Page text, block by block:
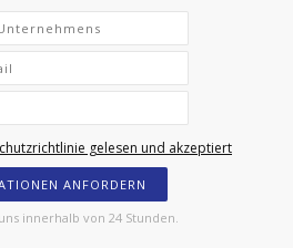
gelesen und akzeptiert
ANFORDERN
innerhalb von 24 Stunden.